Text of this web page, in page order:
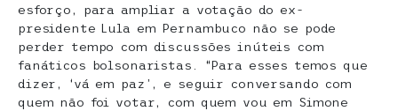
esforço, para ampliar a votação do ex-
presidente Lula em Pernambuco não se pode
perder tempo com discussões inúteis com
fanáticos bolsonaristas. “Para esses temos que
dizer, ‘vá em paz’, e seguir conversando com
quem não foi votar, com quem vou em Simone